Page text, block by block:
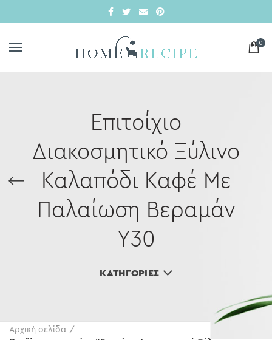
0
Επιτοίχιο
Διακοσμητικό Ξύλινο
Καλαπόδι Καφέ Με
Παλαίωση Βεραμάν
Υ30
ΚΑΤΗΓΟΡΊΕΣ
Αρχική σελίδα